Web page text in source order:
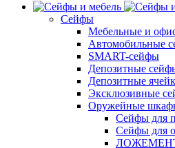
Сейфы
Мебельные и
Автомобильные
SMART-сейфы
Депозитные
Депозитные
Эксклюзивные
Оружейные
Сейфы для
Сейфы для